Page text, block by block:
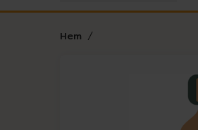
Hem
Lista: .